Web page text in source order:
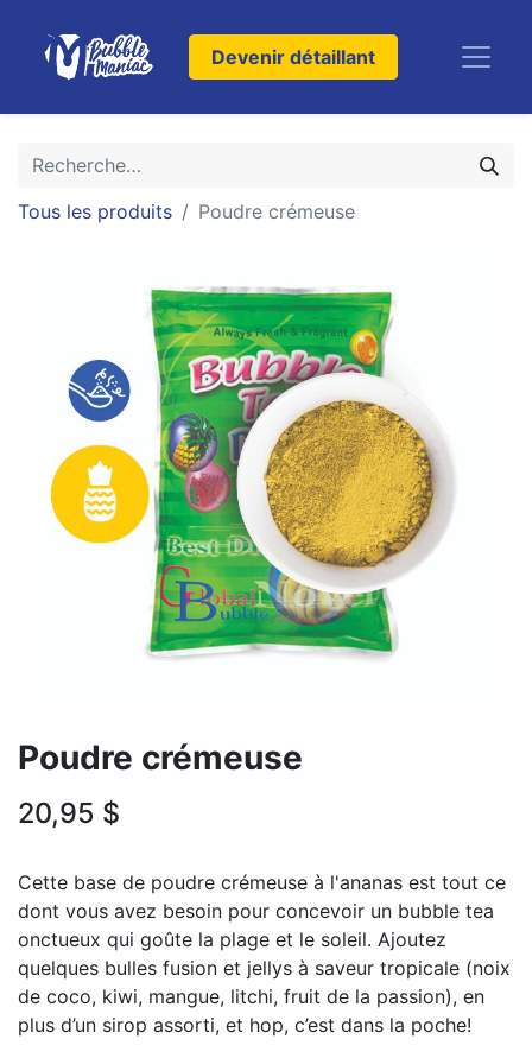
Devenir détaillant
Tous les produits Poudre crémeuse
Poudre crémeuse
20,95 $
Cette base de poudre crémeuse à l'ananas est tout ce
dont vous avez besoin pour concevoir un bubble tea
onctueux qui goûte la plage et le soleil. Ajoutez
quelques bulles fusion et jellys à saveur tropicale (noix
de coco, kiwi, mangue, litchi, fruit de la passion), en
plus d’un sirop assorti, et hop, c’est dans la poche!